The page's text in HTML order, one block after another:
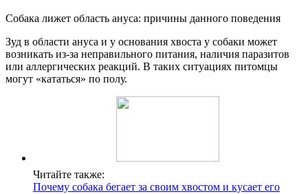
Собака лижет область ануса: причины данного поведения
Зуд в области ануса и у основания хвоста у собаки может
возникать из-за неправильного питания, наличия паразитов
или аллергических реакций. В таких ситуациях питомцы
могут «кататься» по полу.
Читайте также:
Почему собака бегает за своим хвостом и кусает его